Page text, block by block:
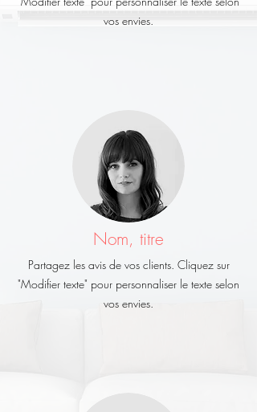
vos envies.
Nom, titre
Partagez les avis de vos clients. Cliquez sur
"Modifier texte" pour personnaliser le texte selon
vos envies.